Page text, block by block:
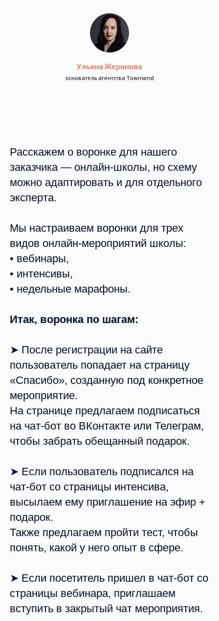
Ульяна Жеринова
основатель агентства Townsend
Расскажем о воронке для нашего
заказчика — онлайн-школы, но схему
можно адаптировать и для отдельного
эксперта.
Мы настраиваем воронки для трех
видов онлайн-мероприятий школы:
• вебинары,
• интенсивы,
• недельные марафоны.
Итак, воронка по шагам:
➤ После регистрации на сайте
пользователь попадает на страницу
«Спасибо», созданную под конкретное
мероприятие.
На странице предлагаем подписаться
на чат-бот во ВКонтакте или Телеграм,
чтобы забрать обещанный подарок.
➤ Если пользователь подписался на
чат-бот со страницы интенсива,
высылаем ему приглашение на эфир +
подарок.
Также предлагаем пройти тест, чтобы
понять, какой у него опыт в сфере.
➤ Если посетитель пришел в чат-бот со
страницы вебинара, приглашаем
вступить в закрытый чат мероприятия.